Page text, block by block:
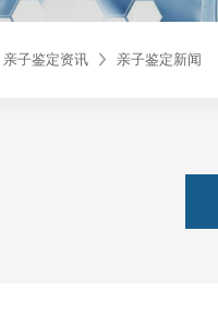
亲子鉴定资讯 亲子鉴定新闻